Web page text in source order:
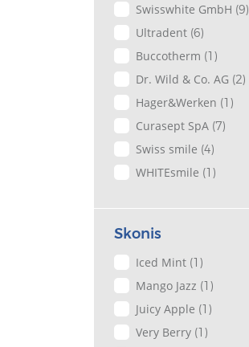
Swisswhite GmbH (9)
Ultradent (6)
Buccotherm (1)
Dr. Wild & Co. AG (2)
Hager&Werken (1)
Curasept SpA (7)
Swiss smile (4)
WHITEsmile (1)
Skonis
Iced Mint (1)
Mango Jazz (1)
Juicy Apple (1)
Very Berry (1)